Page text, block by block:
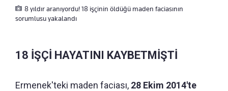
8 yıldır aranıyordu! 18 işçinin öldüğü maden faciasının
sorumlusu yakalandı
18 İŞÇİ HAYATINI KAYBETMİŞTİ
Ermenek'teki maden faciası, 28 Ekim 2014'te